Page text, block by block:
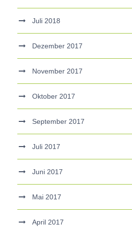
Juli 2018
Dezember 2017
November 2017
Oktober 2017
September 2017
Juli 2017
Juni 2017
Mai 2017
April 2017